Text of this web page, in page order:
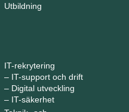
Utbildning
IT-rekrytering
– IT-support och drift
– Digital utveckling
– IT-säkerhet